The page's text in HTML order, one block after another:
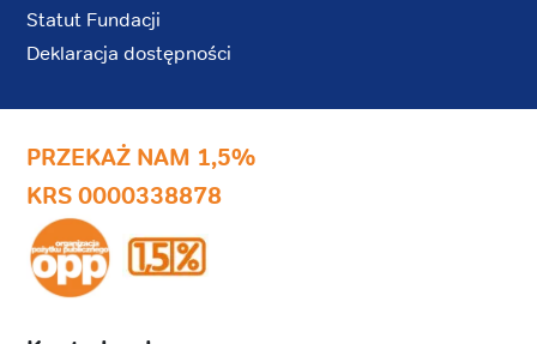
Statut Fundacji
Deklaracja dostępności
PRZEKAŻ NAM 1,5%
KRS 0000338878